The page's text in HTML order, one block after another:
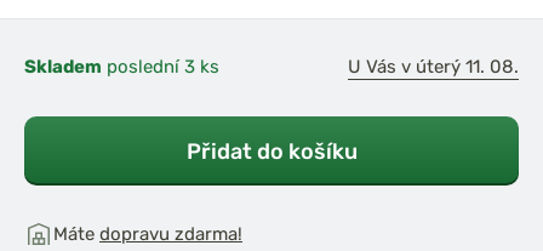
Skladem poslední 3 ks U Vás v úterý 11. 08.
Přidat do košíku
Máte dopravu zdarma!